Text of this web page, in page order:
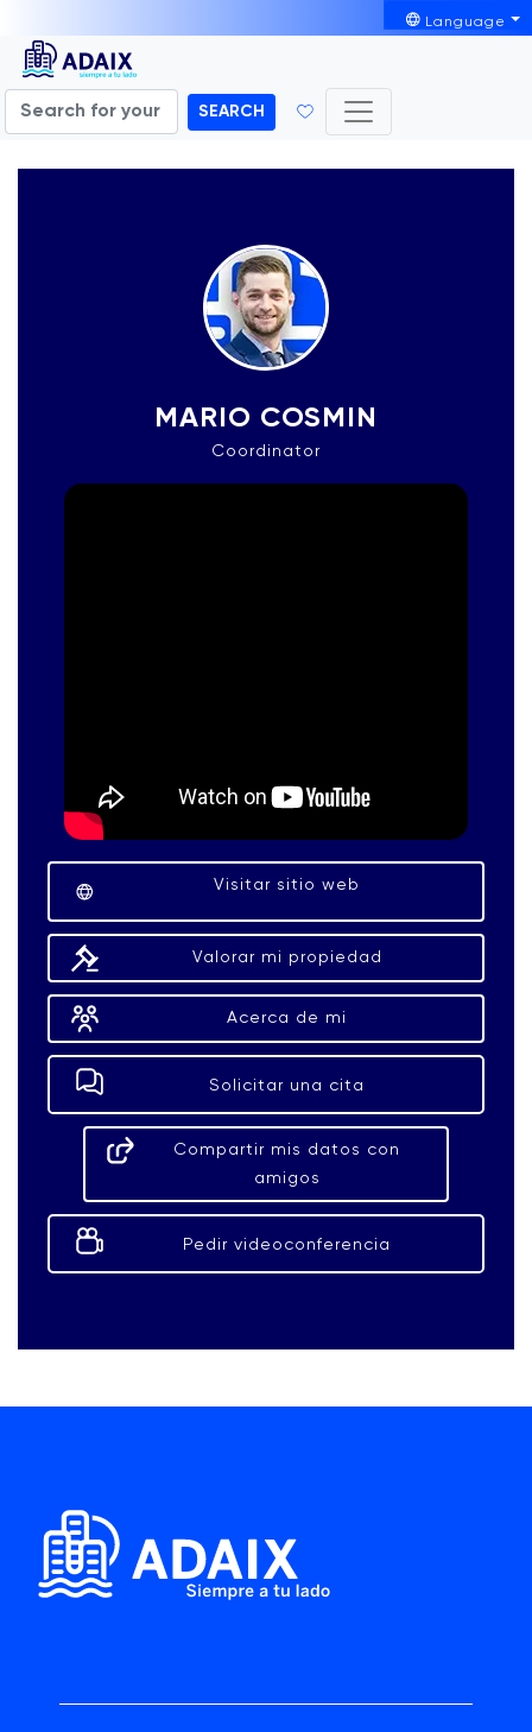
Language
SEARCH
MARIO COSMIN
Coordinator
Visitar sitio web
Valorar mi propiedad
Acerca de mi
Solicitar una cita
Compartir mis datos con
amigos
Pedir videoconferencia